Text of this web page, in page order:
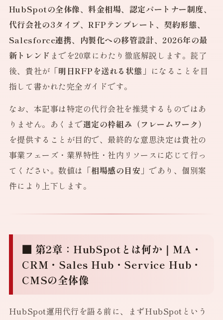
HubSpotの全体像、料金相場、認定パートナー制度、
代行会社の3タイプ、RFPテンプレート、契約形態、
Salesforce連携、内製化への移管設計、2026年の最
新トレンド までを20章にわたり徹底解説します。読了
後、貴社が 「明日RFPを送れる状態」 になることを目
指して書かれた完全ガイドです。
なお、本記事は特定の代行会社を推奨するものではあ
りません。あくまで選定の枠組み（フレームワーク）
を提供することが目的で、最終的な意思決定は貴社の
事業フェーズ・業界特性・社内リソースに応じて行っ
てください。数値は 「相場感の目安」 であり、個別案
件により上下します。
■ 第2章：HubSpotとは何か｜MA・
CRM・Sales Hub・Service Hub・
CMSの全体像
HubSpot運用代行を語る前に、まずHubSpotという